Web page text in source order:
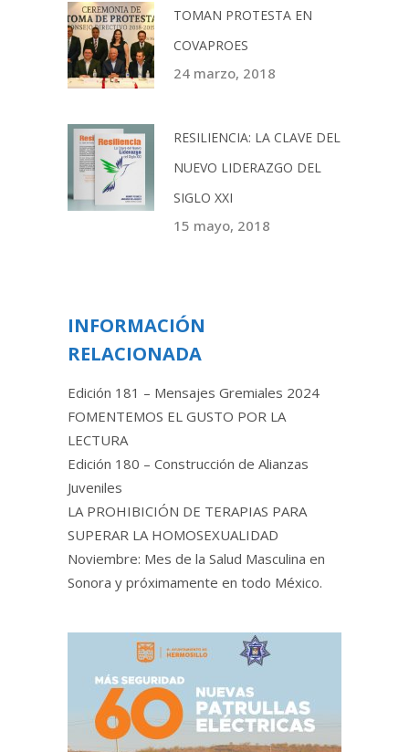
TOMAN PROTESTA EN
COVAPROES
24 marzo, 2018
RESILIENCIA: LA CLAVE DEL
NUEVO LIDERAZGO DEL
SIGLO XXI
15 mayo, 2018
INFORMACIÓN
RELACIONADA
Edición 181 – Mensajes Gremiales 2024
FOMENTEMOS EL GUSTO POR LA
LECTURA
Edición 180 – Construcción de Alianzas
Juveniles
LA PROHIBICIÓN DE TERAPIAS PARA
SUPERAR LA HOMOSEXUALIDAD
Noviembre: Mes de la Salud Masculina en
Sonora y próximamente en todo México.